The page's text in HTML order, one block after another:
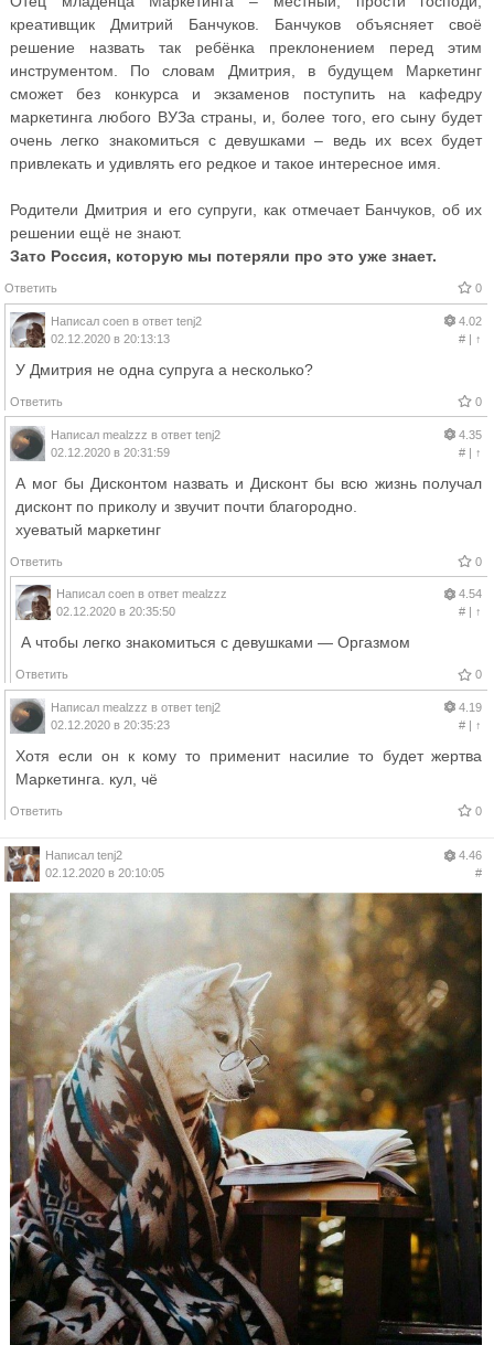
креативщик Дмитрий Банчуков. Банчуков объясняет своё
решение назвать так ребёнка преклонением перед этим
инструментом. По словам Дмитрия, в будущем Маркетинг
сможет без конкурса и экзаменов поступить на кафедру
маркетинга любого ВУЗа страны, и, более того, его сыну будет
очень легко знакомиться с девушками – ведь их всех будет
привлекать и удивлять его редкое и такое интересное имя.
Родители Дмитрия и его супруги, как отмечает Банчуков, об их
решении ещё не знают.
Зато Россия, которую мы потеряли про это уже знает.
Ответить 0
Написал coen в ответ tenj2
02.12.2020 в 20:13:13
4.02
#| ↑
У Дмитрия не одна супруга а несколько?
Ответить 0
Написал mealzzz в ответ tenj2
02.12.2020 в 20:31:59
4.35
#| ↑
А мог бы Дисконтом назвать и Дисконт бы всю жизнь получал
дисконт по приколу и звучит почти благородно.
хуеватый маркетинг
Ответить 0
Написал coen в ответ mealzzz
02.12.2020 в 20:35:50
4.54
#| ↑
А чтобы легко знакомиться с девушками — Оргазмом
Ответить 0
Написал mealzzz в ответ tenj2
02.12.2020 в 20:35:23
4.19
#| ↑
Хотя если он к кому то применит насилие то будет жертва
Mаркетинга. кул, чё
Ответить 0
Написал tenj2
02.12.2020 в 20:10:05
4.46
#